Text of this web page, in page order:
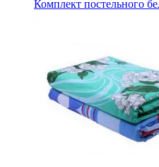
Комплект постельного